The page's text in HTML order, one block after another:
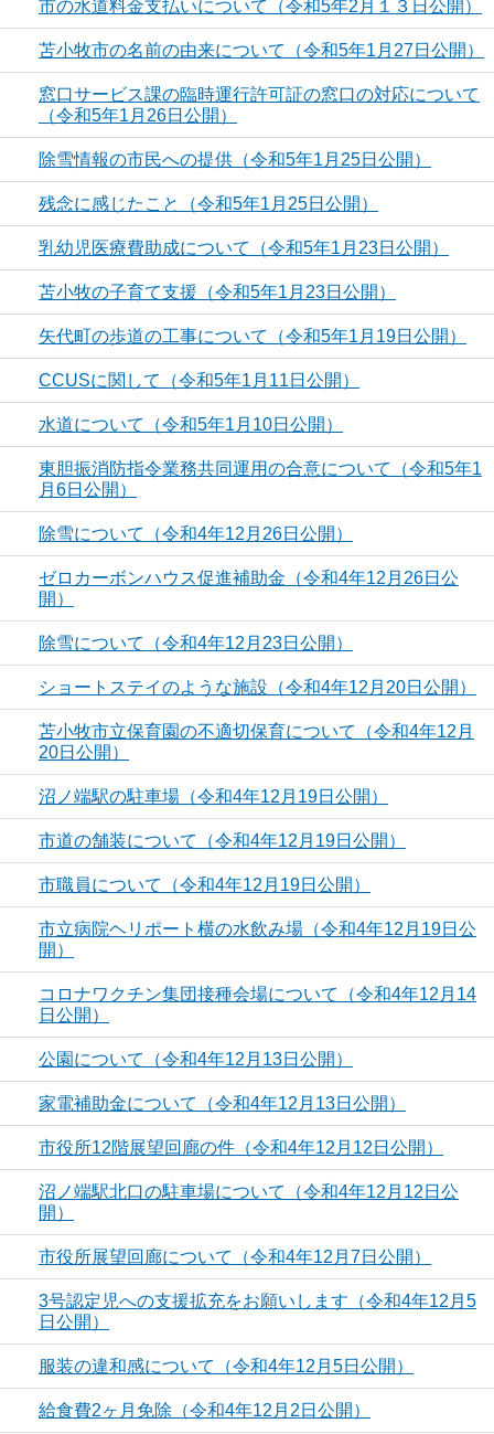
市の水道料金支払いについて（令和5年2月１３日公開）
苫小牧市の名前の由来について（令和5年1月27日公開）
窓口サービス課の臨時運行許可証の窓口の対応について
（令和5年1月26日公開）
除雪情報の市民への提供（令和5年1月25日公開）
残念に感じたこと（令和5年1月25日公開）
乳幼児医療費助成について（令和5年1月23日公開）
苫小牧の子育て支援（令和5年1月23日公開）
矢代町の歩道の工事について（令和5年1月19日公開）
CCUSに関して（令和5年1月11日公開）
水道について（令和5年1月10日公開）
東胆振消防指令業務共同運用の合意について（令和5年1
月6日公開）
除雪について（令和4年12月26日公開）
ゼロカーボンハウス促進補助金（令和4年12月26日公
開）
除雪について（令和4年12月23日公開）
ショートステイのような施設（令和4年12月20日公開）
苫小牧市立保育園の不適切保育について（令和4年12月
20日公開）
沼ノ端駅の駐車場（令和4年12月19日公開）
市道の舗装について（令和4年12月19日公開）
市職員について（令和4年12月19日公開）
市立病院ヘリポート横の水飲み場（令和4年12月19日公
開）
コロナワクチン集団接種会場について（令和4年12月14
日公開）
公園について（令和4年12月13日公開）
家電補助金について（令和4年12月13日公開）
市役所12階展望回廊の件（令和4年12月12日公開）
沼ノ端駅北口の駐車場について（令和4年12月12日公
開）
市役所展望回廊について（令和4年12月7日公開）
3号認定児への支援拡充をお願いします（令和4年12月5
日公開）
服装の違和感について（令和4年12月5日公開）
給食費2ヶ月免除（令和4年12月2日公開）